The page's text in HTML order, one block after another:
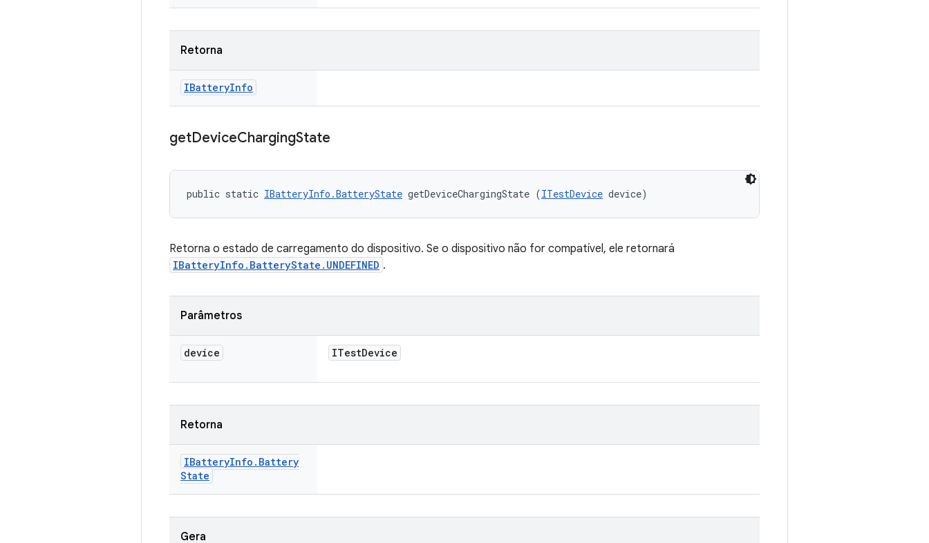
Retorna
IBatteryInfo
getDeviceChargingState
public static IBatteryInfo.BatteryState getDeviceChargingState (ITestDevice device)
Retorna o estado de carregamento do dispositivo. Se o dispositivo não for compatível, ele retornará
IBatteryInfo.BatteryState.UNDEFINED .
Parâmetros
device ITestDevice
Retorna
IBatteryInfo . Battery
State
Gera